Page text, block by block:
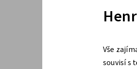
Vše
souvisí s